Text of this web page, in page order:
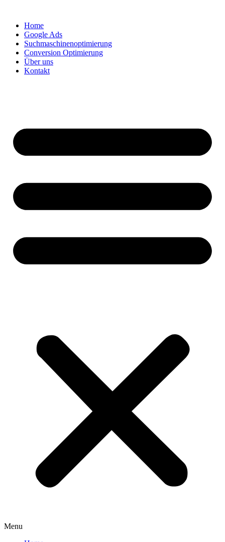
springenHome
Google Ads
Suchmaschinenoptimierung
Conversion Optimierung
Über uns
Kontakt
Menu